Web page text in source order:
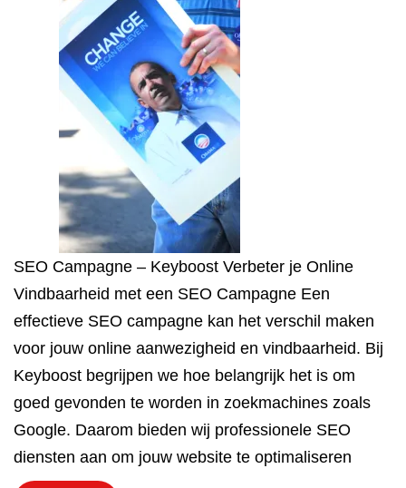
SEO Campagne – Keyboost Verbeter je Online
Vindbaarheid met een SEO Campagne Een
effectieve SEO campagne kan het verschil maken
voor jouw online aanwezigheid en vindbaarheid. Bij
Keyboost begrijpen we hoe belangrijk het is om
goed gevonden te worden in zoekmachines zoals
Google. Daarom bieden wij professionele SEO
diensten aan om jouw website te optimaliseren